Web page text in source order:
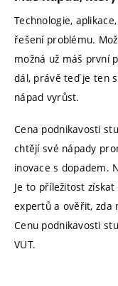
Technologie,
řešení problému.
možná už máš první
dál, právě teď je ten
nápad vyrůst.
Cena podnikavosti
chtějí své nápady
inovace s dopadem.
Je to příležitost
expertů a ověřit, zda
Cenu podnikavosti
VUT.